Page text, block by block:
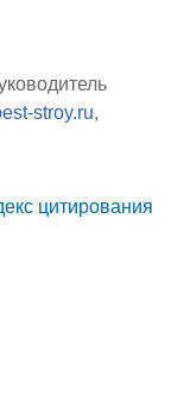
stroy.ru